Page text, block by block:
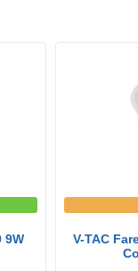
9W
V-TAC